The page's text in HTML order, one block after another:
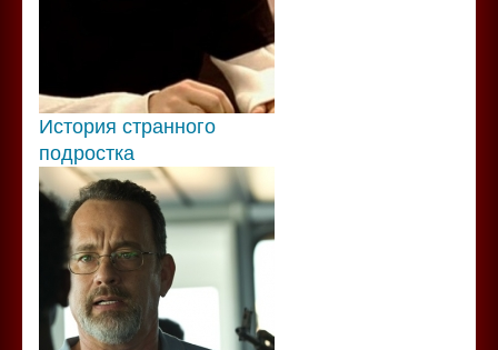
История странного
подростка